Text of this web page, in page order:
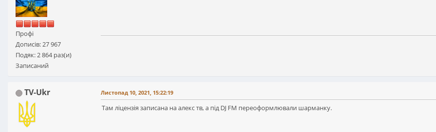
Профі
Дописів: 27 967
Подяк: 2 864 раз(и)
Записаний
TV-Ukr Листопад 10, 2021, 15:22:19
Там ліцензія записана на алекс тв, а під DJ FM переоформлювали шарманку.